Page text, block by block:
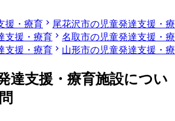
援・療育
尾花沢市の児童発達支援・療
支援・療育
名取市の児童発達支援・療
支援・療育
山形市の児童発達支援・療
達支援・療育施設につい